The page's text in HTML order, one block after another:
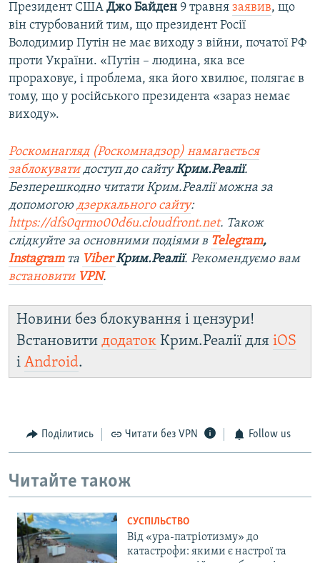
Президент США Джо Байден 9 травня заявив, що
він стурбований тим, що президент Росії
Володимир Путін не має виходу з війни, початої РФ
проти України. «Путін – людина, яка все
прораховує, і проблема, яка його хвилює, полягає в
тому, що у російського президента «зараз немає
виходу».
Роскомнагляд (Роскомнадзор) намагається
заблокуватидоступ до сайтуКрим.Реалії.
Безперешкодно читати Крим.Реалії можна за
допомогою дзеркального сайту:
https://dfs0qrmo00d6u.cloudfront.net. Також
слідкуйте за основними подіями в Telegram,
Instagramта ViberКрим.Реалії. Рекомендуємо вам
встановити VPN.
Новини без блокування і цензури!
Встановити додаток Крим.Реалії для iOS
і Android.
Поділитись Читати без VPN Follow us
Читайте також
СУСПІЛЬСТВО
Від «ура-патріотизму» до
катастрофи: якими є настрої та